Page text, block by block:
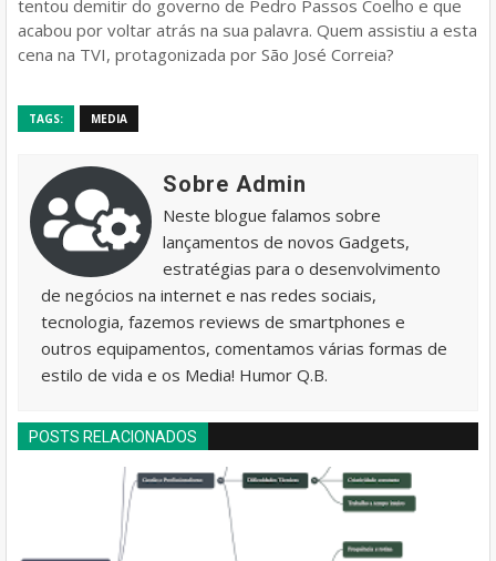
tentou demitir do governo de Pedro Passos Coelho e que
acabou por voltar atrás na sua palavra. Quem assistiu a esta
cena na TVI, protagonizada por São José Correia?
TAGS: MEDIA
Sobre Admin
Neste blogue falamos sobre
lançamentos de novos Gadgets,
estratégias para o desenvolvimento
de negócios na internet e nas redes sociais,
tecnologia, fazemos reviews de smartphones e
outros equipamentos, comentamos várias formas de
estilo de vida e os Media! Humor Q.B.
POSTS RELACIONADOS